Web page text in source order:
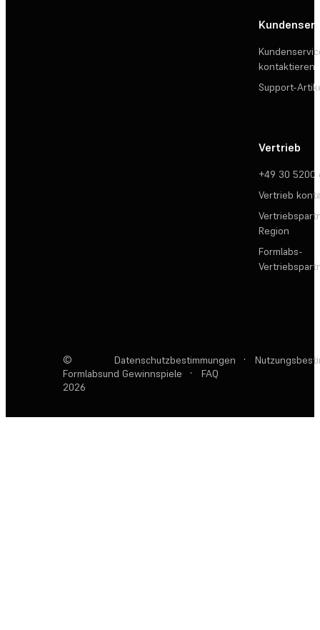
kontaktieren
Support-
Vertrieb
+49 30 5200
Vertrieb
Region
Formlabs-
©
Formlabs
2026
Datenschutzbestimmungen ·
und Gewinnspiele
· FAQ